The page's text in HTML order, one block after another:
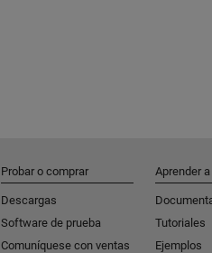
Probar o comprar
Descargas
Software de prueba
Comuníquese con ventas
Aprender
Tutoriales
Ejemplos